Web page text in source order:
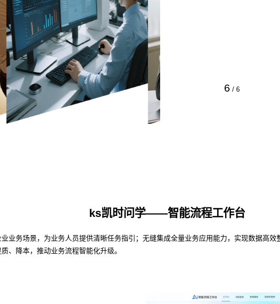
6 / 6
ks凯时问学——智能流程工作台
业务场景，为业务人员提供清晰任务指引；无缝集成全量业务应用能力，实现数据高
、降本，推动业务流程智能化升级。